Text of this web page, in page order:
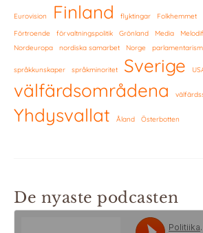
Eurovision Finland flyktingar Folkhemmet
Förtroende
förvaltningspolitik Grönland Media
Nordeuropa
nordiska samarbet Norge parlamentarism
språkkunskaper språkminoritet Sverige
välfärdsområdena
Yhdysvallat Åland Österbotten
De nyaste podcasten